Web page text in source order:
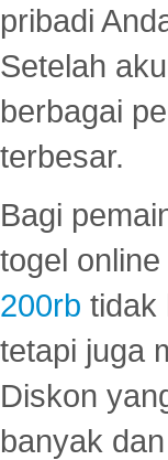
pribadi
Setelah
berbagai
terbesar.
Bagi
togel
200rb tidak
tetapi juga
Diskon
banyak